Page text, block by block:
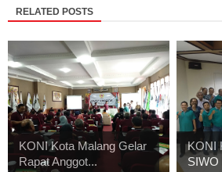
RELATED POSTS
KONI Kota Malang Gelar
Rapat Anggot...
KONI
SIWO